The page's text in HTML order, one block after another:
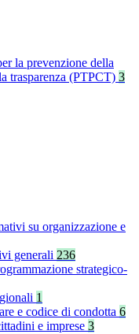
la prevenzione della
trasparenza (PTPCT) 3
su organizzazione e
generali 236
strategico-
1
e codice di condotta 6
e imprese 3